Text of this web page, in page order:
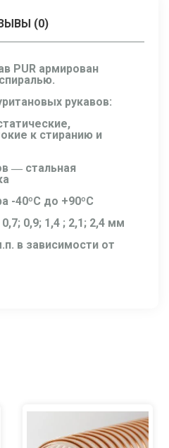
(0)
PUR армирован
рукавов:
к стиранию и
― стальная
-40ºС до +90ºС
0,9; 1,4 ; 2,1; 2,4 мм
в зависимости от